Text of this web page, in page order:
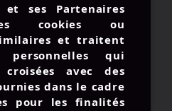
ses Partenaires
cookies ou
et traitent
personnelles qui
avec des
dans le cadre
pour les finalités